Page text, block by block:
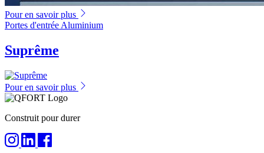
Pour en savoir plus
Portes d'entrée Aluminium
Suprême
Pour en savoir plus
Construit pour durer